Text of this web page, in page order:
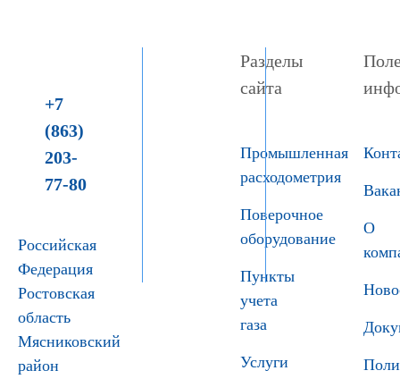
+7
(863)
203-
77-80
Российская
Федерация
Ростовская
область
Мясниковский
район
Разделы
сайта
Промышленная
расходометрия
Поверочное
оборудование
Пункты
учета
газа
Услуги
О